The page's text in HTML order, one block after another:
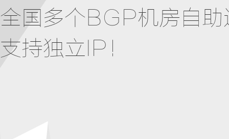
全国多个BGP机房自助
支持独立IP！